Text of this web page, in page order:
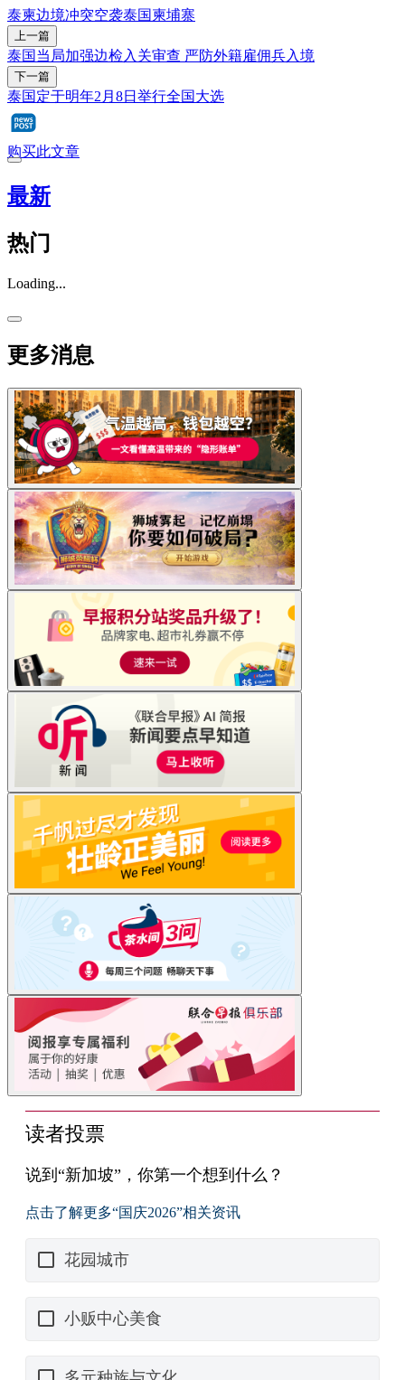
泰柬边境冲突空袭泰国柬埔寨
上一篇
泰国当局加强边检入关审查 严防外籍雇佣兵入境
下一篇
泰国定于明年2月8日举行全国大选
购买此文章
最新
热门
Loading...
更多消息